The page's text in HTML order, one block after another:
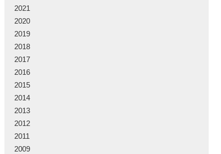
2021
2020
2019
2018
2017
2016
2015
2014
2013
2012
2011
2009